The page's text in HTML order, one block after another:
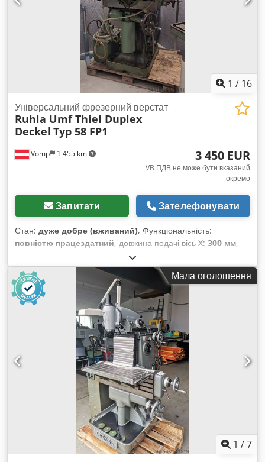
відремонтований та модернізований компанією FPS у 2010
1 / 16
Vomp 1 455 km
Універсальний фрезерний верстат
Ruhla Umf Thiel Duplex
Deckel Typ 58 FP1
3 450 EUR
VB ПДВ не може бути вказаний
окремо
Запитати Зателефонувати
Стан: дуже добре (вживаний), Функціональність:
повністю працездатний, довжина подачі вісь X: 300 мм,
160 мм
320 мм, загальна вага:860 кг, Універсальний фрезерний
верстат Ruhla тип 58 Thiel Duplex 58 аналогічний Deckel
FP1 Компактний верстат з свердлильною піноллю та
автоматичною подачею по всіх трьох осях. В комплекті тіс
vice. Цифровий індикатор новий з однією лінійкою
додається. Поворотний стіл +/- 0-30° Стіл 715 x 260 мм Хід
по X – 300 мм Хід по Y – 160 мм Хід по Z – 320 мм
Chedpfxewf Agdj Abxoa Габаритні розміри (ДхШхВ)
приблизно 110 x 110 x 170 см Огляд та тестування можливі.
Мала оголошення
1 /7